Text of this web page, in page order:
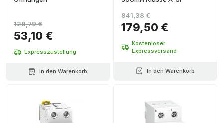
53,10 €
128,79 €
Expresszustellung
In den Warenkorb
179,50 €
841,38 €
Kostenloser
Expressversand
In den Warenkorb